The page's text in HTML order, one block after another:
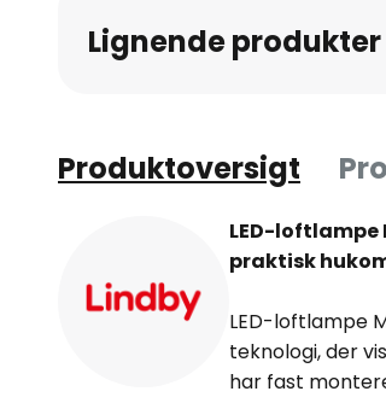
billedgalleriet
Lignende produkter
Produktoversigt
LED-
praktisk
LED-loftlampe
teknologi, der
har fast